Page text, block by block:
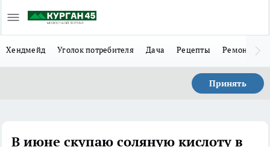
Хендмейд Уголок потребителя Дача Рецепты Ремонт
Принять
В июне скупаю соляную кислоту в